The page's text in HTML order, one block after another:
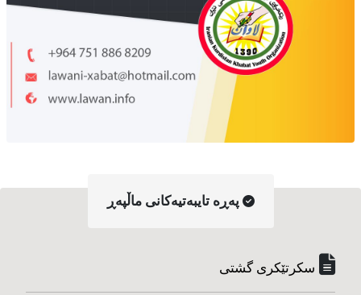
په‌ڕه‌ تایبه‌تیه‌کانی ماڵپه‌ڕ
سکرتێکری گشتی